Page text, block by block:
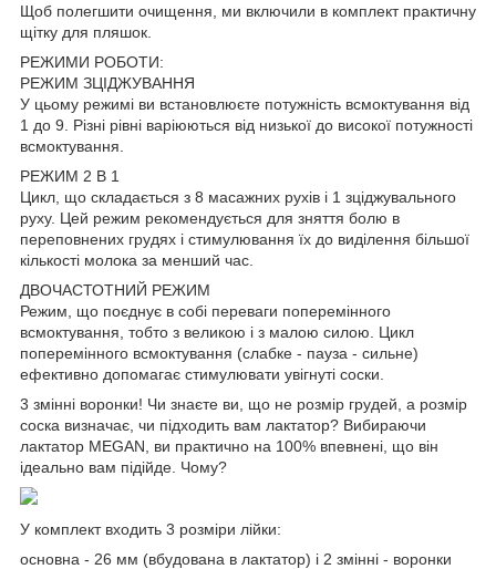
Щоб полегшити очищення, ми включили в комплект практичну
щітку для пляшок.
РЕЖИМИ РОБОТИ:
РЕЖИМ ЗЦІДЖУВАННЯ
У цьому режимі ви встановлюєте потужність всмоктування від
1 до 9. Різні рівні варіюються від низької до високої потужності
всмоктування.
РЕЖИМ 2 В 1
Цикл, що складається з 8 масажних рухів і 1 зціджувального
руху. Цей режим рекомендується для зняття болю в
переповнених грудях і стимулювання їх до виділення більшої
кількості молока за менший час.
ДВОЧАСТОТНИЙ РЕЖИМ
Режим, що поєднує в собі переваги поперемінного
всмоктування, тобто з великою і з малою силою. Цикл
поперемінного всмоктування (слабке - пауза - сильне)
ефективно допомагає стимулювати увігнуті соски.
3 змінні воронки! Чи знаєте ви, що не розмір грудей, а розмір
соска визначає, чи підходить вам лактатор? Вибираючи
лактатор MEGAN, ви практично на 100% впевнені, що він
ідеально вам підійде. Чому?
У комплект входить 3 розміри лійки:
основна - 26 мм (вбудована в лактатор) і 2 змінні - воронки